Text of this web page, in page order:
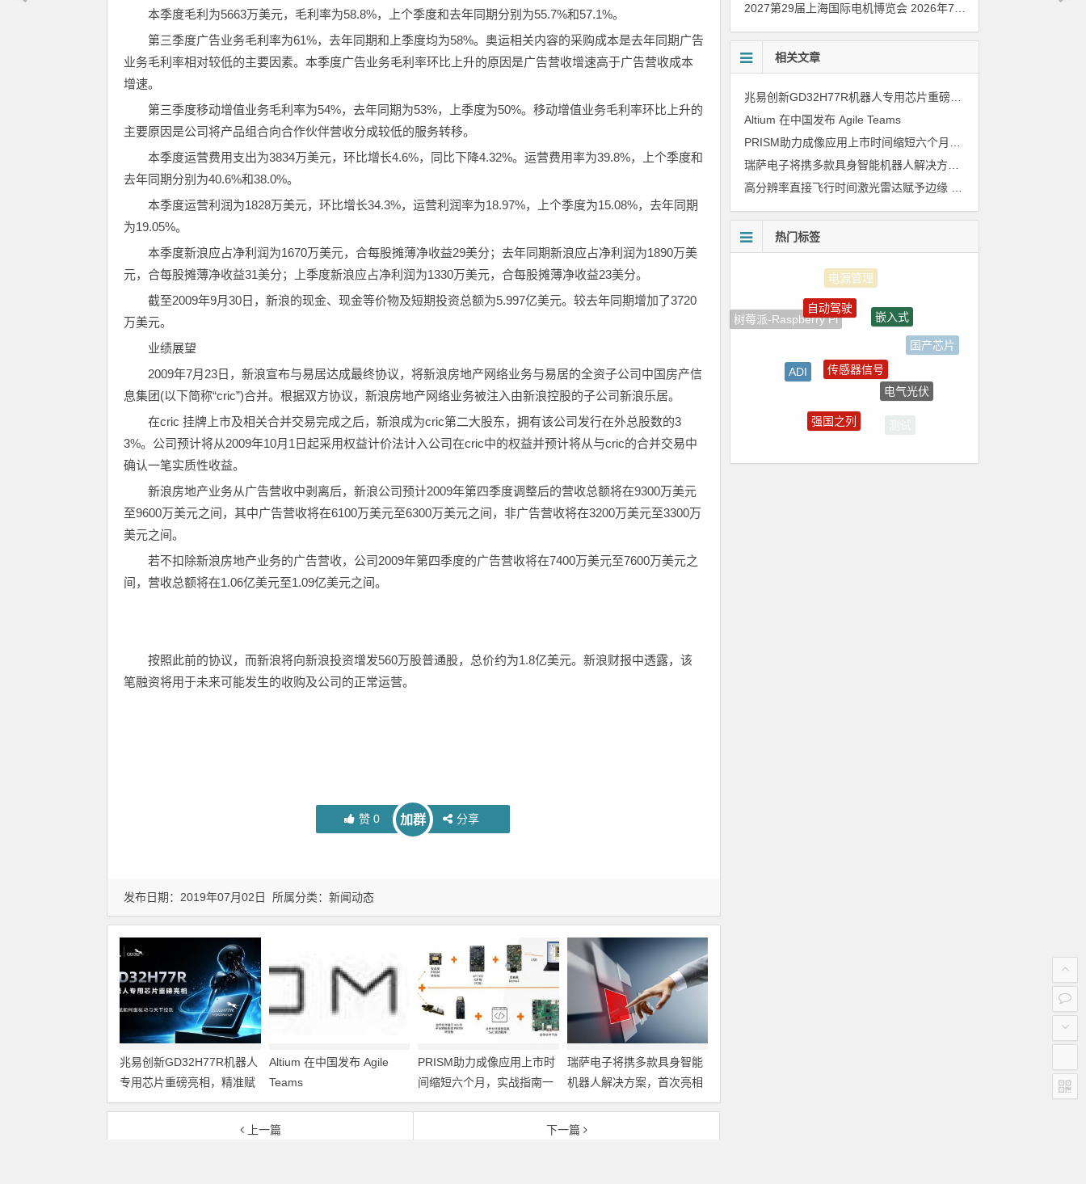
本季度毛利为5663万美元，毛利率为58.8%，上个季度和去年同期分别为55.7%和57.1%。
第三季度广告业务毛利率为61%，去年同期和上季度均为58%。奥运相关内容的采购成本是去年同期广告
业务毛利率相对较低的主要因素。本季度广告业务毛利率环比上升的原因是广告营收增速高于广告营收成本
增速。
第三季度移动增值业务毛利率为54%，去年同期为53%，上季度为50%。移动增值业务毛利率环比上升的
主要原因是公司将产品组合向合作伙伴营收分成较低的服务转移。
本季度运营费用支出为3834万美元，环比增长4.6%，同比下降4.32%。运营费用率为39.8%，上个季度和
去年同期分别为40.6%和38.0%。
本季度运营利润为1828万美元，环比增长34.3%，运营利润率为18.97%，上个季度为15.08%，去年同期
为19.05%。
本季度新浪应占净利润为1670万美元，合每股摊薄净收益29美分；去年同期新浪应占净利润为1890万美
元，合每股摊薄净收益31美分；上季度新浪应占净利润为1330万美元，合每股摊薄净收益23美分。
截至2009年9月30日，新浪的现金、现金等价物及短期投资总额为5.997亿美元。较去年同期增加了3720
万美元。
业绩展望
2009年7月23日，新浪宣布与易居达成最终协议，将新浪房地产网络业务与易居的全资子公司中国房产信
息集团(以下简称“cric”)合并。根据双方协议，新浪房地产网络业务被注入由新浪控股的子公司新浪乐居。
在cric 挂牌上市及相关合并交易完成之后，新浪成为cric第二大股东，拥有该公司发行在外总股数的3
3%。公司预计将从2009年10月1日起采用权益计价法计入公司在cric中的权益并预计将从与cric的合并交易中
确认一笔实质性收益。
新浪房地产业务从广告营收中剥离后，新浪公司预计2009年第四季度调整后的营收总额将在9300万美元
至9600万美元之间，其中广告营收将在6100万美元至6300万美元之间，非广告营收将在3200万美元至3300万
美元之间。
若不扣除新浪房地产业务的广告营收，公司2009年第四季度的广告营收将在7400万美元至7600万美元之
间，营收总额将在1.06亿美元至1.09亿美元之间。
按照此前的协议，而新浪将向新浪投资增发560万股普通股，总价约为1.8亿美元。新浪财报中透露，该
笔融资将用于未来可能发生的收购及公司的正常运营。
赞0 加群 分享
发布日期：2019年07月02日 所属分类： 新闻动态
兆易创新GD32H77R机器人
专用芯片重磅亮相，精准赋
能伺服驱动与关节控制
Altium 在中国发布 Agile
Teams
PRISM助力成像应用上市时
间缩短六个月，实战指南一
文解读
瑞萨电子将携多款具身智能
机器人解决方案，首次亮相
2026中国具身智能机器人产
业大会
上一篇
下一篇
2027第29届上海国际电机博览会 2026年7月30日
相关文章
兆易创新GD32H77R机器人专用芯片重磅亮相，精准赋能伺服驱动与关节控制
Altium 在中国发布 Agile Teams
热门标签
树莓派-Raspberry Pi
自动驾驶
国产芯片